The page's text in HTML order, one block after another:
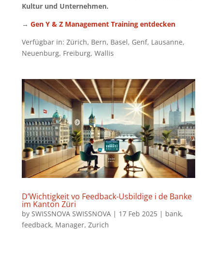
Kultur und Unternehmen.
→ Gen Y & Z Management Training entdecken
Verfügbar in: Zürich, Bern, Basel, Genf, Lausanne,
Neuenburg, Freiburg, Wallis
D’Wichtigkeit vo Feedback-Usbildige i de Banke
im Kanton Züri
by SWISSNOVA SWISSNOVA| 17 Feb 2025| bank,
feedback, Manager, Zurich